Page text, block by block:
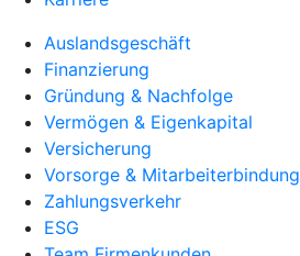
Auslandsgeschäft
Finanzierung
Gründung & Nachfolge
Vermögen & Eigenkapital
Versicherung
Vorsorge & Mitarbeiterbindung
Zahlungsverkehr
ESG